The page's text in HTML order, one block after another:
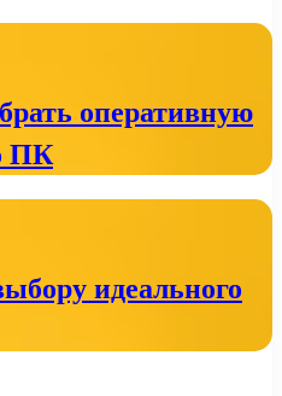
оперативную
ПК
идеального